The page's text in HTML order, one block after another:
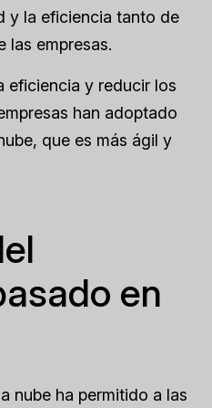
y la eficiencia tanto de
las empresas.
eficiencia y reducir los
han adoptado
que es más ágil y
en
nube ha permitido a las